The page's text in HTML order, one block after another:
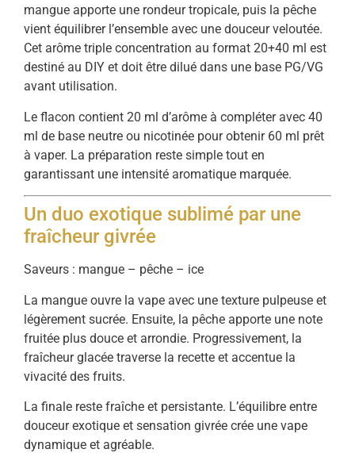
mangue apporte une rondeur tropicale, puis la pêche
vient équilibrer l’ensemble avec une douceur veloutée.
Cet arôme triple concentration au format 20+40 ml est
destiné au DIY et doit être dilué dans une base PG/VG
avant utilisation.
Le flacon contient 20 ml d’arôme à compléter avec 40
ml de base neutre ou nicotinée pour obtenir 60 ml prêt
à vaper. La préparation reste simple tout en
garantissant une intensité aromatique marquée.
Un duo exotique sublimé par une
fraîcheur givrée
Saveurs : mangue – pêche – ice
La mangue ouvre la vape avec une texture pulpeuse et
légèrement sucrée. Ensuite, la pêche apporte une note
fruitée plus douce et arrondie. Progressivement, la
fraîcheur glacée traverse la recette et accentue la
vivacité des fruits.
La finale reste fraîche et persistante. L’équilibre entre
douceur exotique et sensation givrée crée une vape
dynamique et agréable.